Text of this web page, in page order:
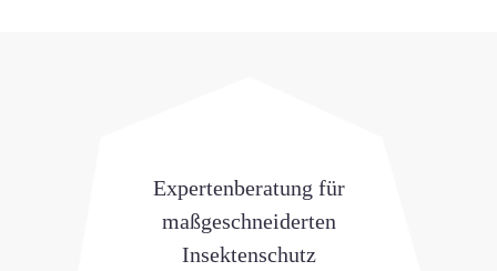
Expertenberatung für
maßgeschneiderten
Insektenschutz